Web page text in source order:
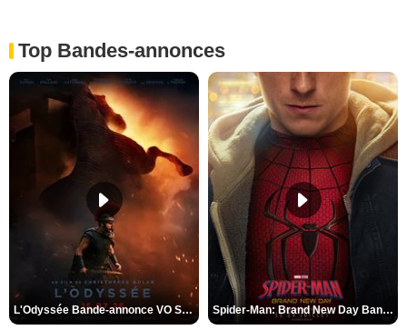
Top Bandes-annonces
L'Odyssée Bande-annonce VO STFR Spider-Man: Brand New Day Bande-annonce VO STFR